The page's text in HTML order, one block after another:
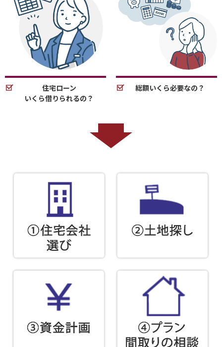
住宅ローン
いくら借りられるの？
総額いくら必要なの？